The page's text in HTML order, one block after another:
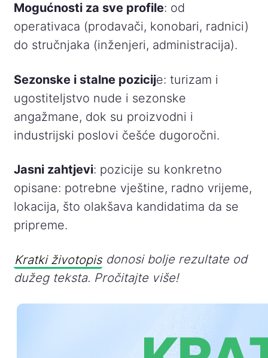
Mogućnosti za sve profile: od
operativaca (prodavači, konobari, radnici)
do stručnjaka (inženjeri, administracija).
Sezonske i stalne pozicije: turizam i
ugostiteljstvo nude i sezonske
angažmane, dok su proizvodni i
industrijski poslovi češće dugoročni.
Jasni zahtjevi: pozicije su konkretno
opisane: potrebne vještine, radno vrijeme,
lokacija, što olakšava kandidatima da se
pripreme.
Kratki životopisdonosi bolje rezultate od
dužeg teksta. Pročitajte više!